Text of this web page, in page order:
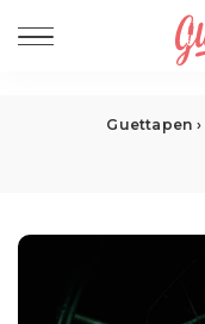
Guettapen ›